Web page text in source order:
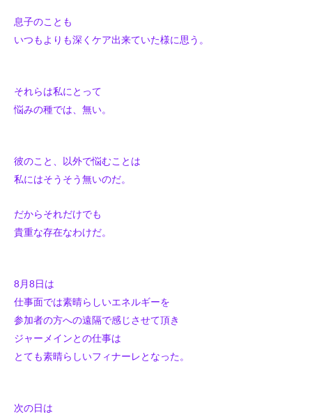
息子のことも
いつもよりも深くケア出来ていた様に思う。
それらは私にとって
悩みの種では、無い。
彼のこと、以外で悩むことは
私にはそうそう無いのだ。
だからそれだけでも
貴重な存在なわけだ。
8月8日は
仕事面では素晴らしいエネルギーを
参加者の方への遠隔で感じさせて頂き
ジャーメインとの仕事は
とても素晴らしいフィナーレとなった。
次の日は